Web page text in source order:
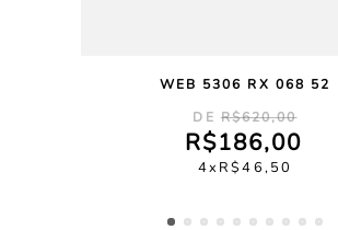
WEB 5306 RX 068 52
R$620,00
R$186,00
4 R$46,50